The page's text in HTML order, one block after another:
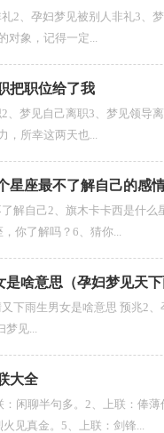
、孕妇梦见被别人非礼3、
对象，记得一定...
把职位给了我
梦见自己离职3、梦见领导
，所幸这两天也...
星座最不了解自己的感
自己2、旗木卡卡西是什么
你了解吗？6、猜你...
啥意思（孕妇梦见天下
雨生男女是啥意思 预兆2、
梦见...
大全
聊半句多。2、上联：俸薄
见真金。5、上联：剑锋...